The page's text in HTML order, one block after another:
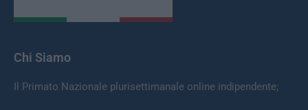
Chi Siamo
Il Primato Nazionale plurisettimanale online indipendente;